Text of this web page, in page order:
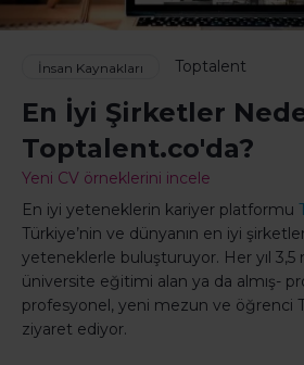
İnsan Kaynakları Toptalent
En İyi Şirketler
Toptalent.co'da?
Yeni CV örneklerini incele
En iyi yeteneklerin kariyer platformu
Türkiye’nin ve dünyanın en iyi
yeteneklerle buluşturuyor. Her yıl 3,5
üniversite eğitimi alan ya da almış-
profesyonel, yeni mezun ve öğrenci
ziyaret ediyor.